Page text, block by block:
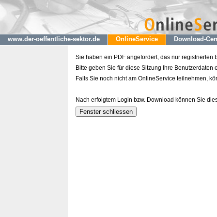
www.der-oeffentliche-sektor.de OnlineService Download-
Sie haben ein PDF angefordert, das nur registrierten
Bitte geben Sie für diese Sitzung Ihre Benutzerdaten
Falls Sie noch nicht am OnlineService teilnehmen,
Nach erfolgtem Login bzw. Download können Sie